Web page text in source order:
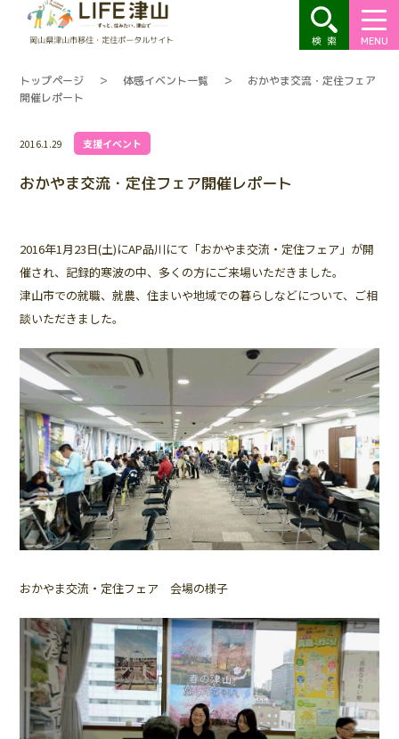
MENU
トップページ ＞ 体感イベント一覧 ＞
おかやま交流・定住フェア
開催レポート
2016.1.29 支援イベント
おかやま交流・定住フェア開催レポート
2016年1月23日(土)にAP品川にて「おかやま交流・定住フェア」が開
催され、記録的寒波の中、多くの方にご来場いただきました。
津山市での就職、就農、住まいや地域での暮らしなどについて、ご相
談いただきました。
おかやま交流・定住フェア 会場の様子